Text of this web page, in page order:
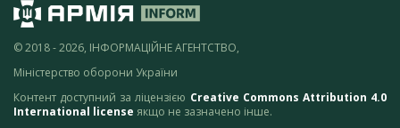
© 2018 - 2026, ІНФОРМАЦІЙНЕ АГЕНТСТВО,
Міністерство оборони України
Контент доступний за ліцензією Creative Commons Attribution 4.0
International license якщо не зазначено інше.